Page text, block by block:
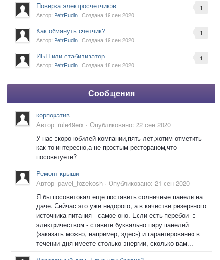
1
Поверка электросчетчиков
Автор: PetrRudin · Создана 19 сен 2020
1
Как обмануть счетчик?
Автор: PetrRudin · Создана 19 сен 2020
1
ИБП или стабилизатор
Автор: PetrRudin · Создана 18 сен 2020
Сообщения
корпоратив
Автор: rule49ers · Опубликовано: 22 сен 2020
У нас скоро юбилей компании,пять лет,хотим отметить
как то интересно,а не простым рестораном,что
посоветуете?
Ремонт крыши
Автор: pavel_fozekosh · Опубликовано: 21 сен 2020
Я бы посоветовал еще поставить солнечные панели на
даче. Сейчас это уже недорого, а в качестве резервного
источника питания - самое оно. Если есть перебои с
электричеством - ставите буквально пару панелей
(заказать можно, например, здесь) и гарантированно в
течении дня имеете столько энергии, сколько вам...